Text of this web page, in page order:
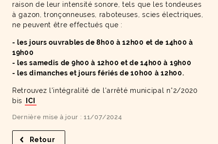
raison de leur intensité sonore, tels que les tondeuses
à gazon, tronçonneuses, raboteuses, scies électriques,
ne peuvent être effectués que :
- les jours ouvrables de 8h00 à 12h00 et de 14h00 à
19h00
- les samedis de 9h00 à 12h00 et de 14h00 à 19h00
- les dimanches et jours fériés de 10h00 à 12h00.
Retrouvez l'intégralité de l'arrêté municipal n°2/2020
bis
ICI
Dernière mise à jour : 11/07/2024
Retour